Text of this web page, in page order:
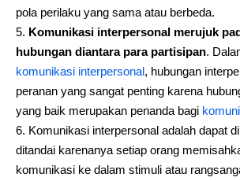
pola perilaku yang sama atau berbeda.
Komunikasi interpersonal merujuk
hubungan diantara para partisipan.
komunikasi interpersonal, hubungan
peranan yang sangat penting karena
yang baik merupakan penanda bagi
Komunikasi interpersonal adalah dapat
ditandai karenanya setiap orang
komunikasi ke dalam stimuli atau